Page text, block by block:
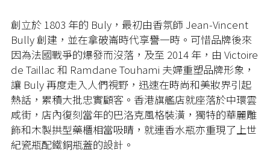
創立於 1803 年的 Buly，最初由香氛師 Jean-Vincent
Bully 創建，並在拿破崙時代享譽一時。可惜品牌後來
因為法國戰爭的爆發而沒落，及至 2014 年，由 Victoire
de Taillac 和 Ramdane Touhami 夫婦重塑品牌形象，
讓 Buly 再度走入人們視野，迅速在時尚和美妝界引起
熱話，累積大批忠實顧客。香港旗艦店就座落於中環雲
咸街，店內復刻當年的巴洛克風格裝潢，獨特的華麗雕
飾和木製拱型藥櫃相當吸睛，就連香水瓶亦重現了上世
紀瓷瓶配鐵銅瓶蓋的設計。